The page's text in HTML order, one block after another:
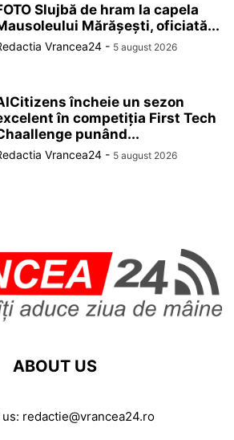
Slujbă de hram la capela
Mărășești, oficiată...
Vrancea24 - 5 august 2026
încheie un sezon
în competiția First Tech
punând...
Vrancea24 - 5 august 2026
ABOUT US
redactie@vrancea24.ro